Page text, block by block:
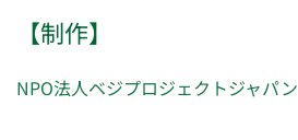
【制作】
NPO法人ベジプロジェクトジャパン